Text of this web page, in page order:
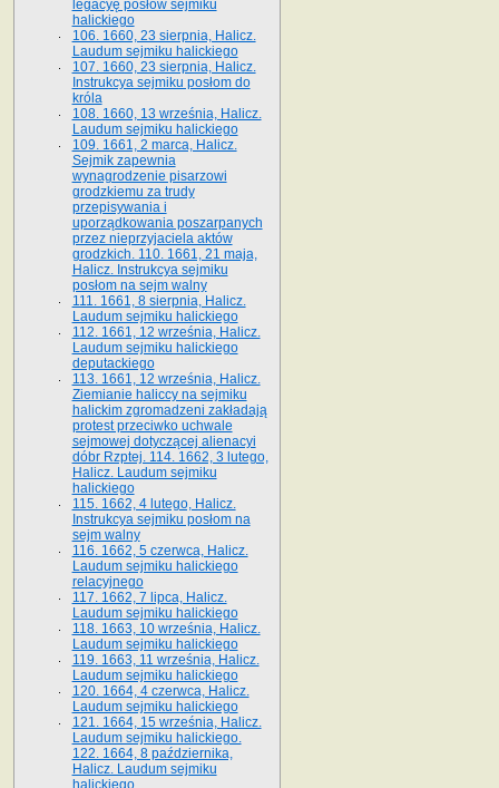
legacyę posłów sejmiku
halickiego
106. 1660, 23 sierpnia, Halicz.
Laudum sejmiku halickiego
107. 1660, 23 sierpnia, Halicz.
Instrukcya sejmiku posłom do
króla
108. 1660, 13 września, Halicz.
Laudum sejmiku halickiego
109. 1661, 2 marca, Halicz.
Sejmik zapewnia
wynagrodzenie pisarzowi
grodzkiemu za trudy
przepisywania i
uporządkowania poszarpanych
przez nieprzyjaciela aktów
grodzkich. 110. 1661, 21 maja,
Halicz. Instrukcya sejmiku
posłom na sejm walny
111. 1661, 8 sierpnia, Halicz.
Laudum sejmiku halickiego
112. 1661, 12 września, Halicz.
Laudum sejmiku halickiego
deputackiego
113. 1661, 12 września, Halicz.
Ziemianie haliccy na sejmiku
halickim zgromadzeni zakładają
protest przeciwko uchwale
sejmowej dotyczącej alienacyi
dóbr Rzptej. 114. 1662, 3 lutego,
Halicz. Laudum sejmiku
halickiego
115. 1662, 4 lutego, Halicz.
Instrukcya sejmiku posłom na
sejm walny
116. 1662, 5 czerwca, Halicz.
Laudum sejmiku halickiego
relacyjnego
117. 1662, 7 lipca, Halicz.
Laudum sejmiku halickiego
118. 1663, 10 września, Halicz.
Laudum sejmiku halickiego
119. 1663, 11 września, Halicz.
Laudum sejmiku halickiego
120. 1664, 4 czerwca, Halicz.
Laudum sejmiku halickiego
121. 1664, 15 września, Halicz.
Laudum sejmiku halickiego.
122. 1664, 8 października,
Halicz. Laudum sejmiku
halickiego